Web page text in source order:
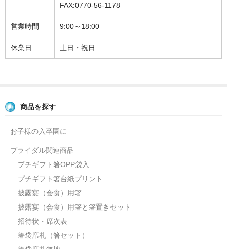
よくあるご質問
お問い合せ
FAX:0770-56-1178
営業時間 9:00～18:00
休業日 土日・祝日
商品を探す
お子様の入卒園に
ブライダル関連商品
プチギフト箸OPP袋入
プチギフト箸台紙プリント
披露宴（会食）用箸
披露宴（会食）用箸と箸置きセット
招待状・席次表
箸袋席札（箸セット）